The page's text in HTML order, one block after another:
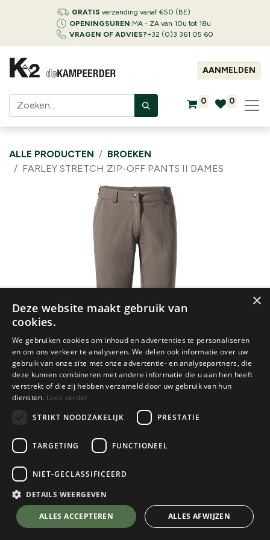
GRATIS verzending vanaf €50 (BE)
OPENINGSUREN MA - ZA van 10u tot 18u
VRAGEN OF ADVIES?+32 (0)3 361 05 60
AANMELDEN
0 0
ALLE PRODUCTEN
BROEKEN
FARLEY STRETCH ZIP-OFF PANTS II DAMES
Vaude
Farley Stretch Zip-Off Pants II Dames
Coconut
Kies een maat
💬 Stel je vraag over dit product via WhatsApp
×
Deze website maakt gebruik van
cookies.
We gebruiken cookies om inhoud en advertenties te personaliseren
en om ons verkeer te analyseren. We delen ook informatie over uw
gebruik van onze site met onze advertentie- en analysepartners, die
deze kunnen combineren met andere informatie die u aan hen heeft
verstrekt of die zij hebben verzameld door uw gebruik van hun
diensten. Lees verder
STRIKT NOODZAKELIJK
PRESTATIE
TARGETING FUNCTIONEEL
NIET-GECLASSIFICEERD
DETAILS WEERGEVEN
ALLES ACCEPTEREN ALLES AFWIJZEN